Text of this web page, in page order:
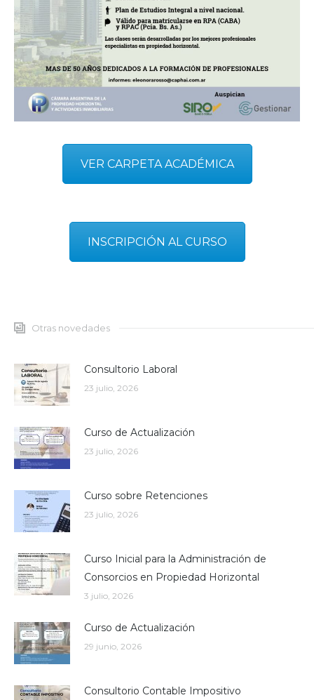
VER CARPETA ACADÉMICA
INSCRIPCIÓN AL CURSO
Otras novedades
Consultorio Laboral
23 julio, 2026
Curso de Actualización
23 julio, 2026
Curso sobre Retenciones
23 julio, 2026
Curso Inicial para la Administración de
Consorcios en Propiedad Horizontal
3 julio, 2026
Curso de Actualización
29 junio, 2026
Consultorio Contable Impositivo